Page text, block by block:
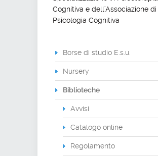
Cognitiva e dell’Associazione di
Psicologia Cognitiva
Borse di studio E.s.u.
Nursery
Biblioteche
Avvisi
Catalogo online
Regolamento